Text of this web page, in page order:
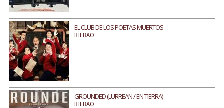
EL CLUB DE LOS POETAS MUERTOS
BILBAO
GROUNDED (LURREAN / EN TIERRA)
BILBAO